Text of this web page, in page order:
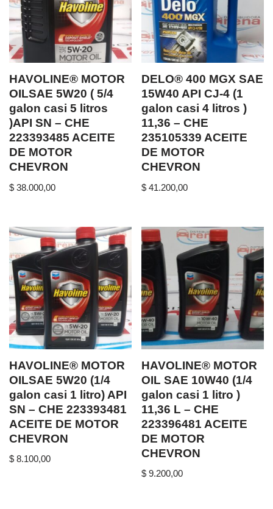
HAVOLINE® MOTOR
OILSAE 5W20 ( 5/4
galon casi 5 litros
)API SN – CHE
223393485 ACEITE
DE MOTOR
CHEVRON
$ 38.000,00
DELO® 400 MGX SAE
15W40 API CJ-4 (1
galon casi 4 litros )
11,36 – CHE
235105339 ACEITE
DE MOTOR
CHEVRON
$ 41.200,00
HAVOLINE® MOTOR
OILSAE 5W20 (1/4
galon casi 1 litro) API
SN – CHE 223393481
ACEITE DE MOTOR
CHEVRON
$ 8.100,00
HAVOLINE® MOTOR
OIL SAE 10W40 (1/4
galon casi 1 litro )
11,36 L – CHE
223396481 ACEITE
DE MOTOR
CHEVRON
$ 9.200,00